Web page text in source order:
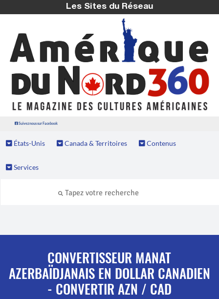
Les Sites du Réseau
Suivez nous sur Facebook
États-Unis Canada & Territoires Contenus
Services
CONVERTISSEUR MANAT
AZERBAÏDJANAIS EN DOLLAR CANADIEN
- CONVERTIR AZN / CAD